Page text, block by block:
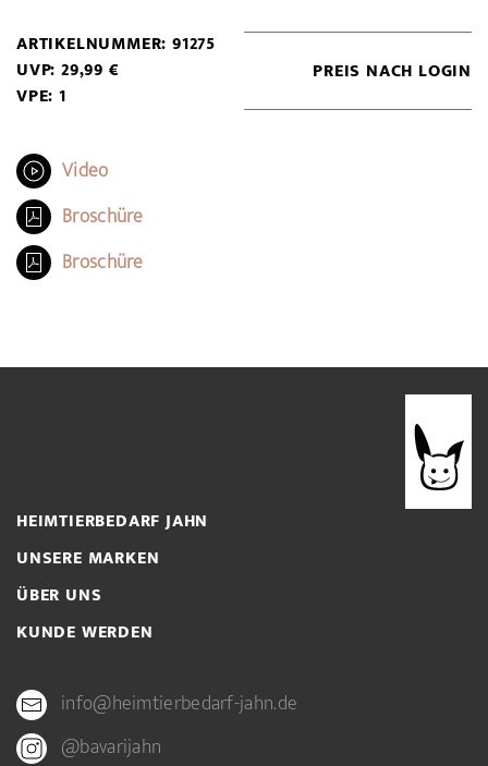
ARTIKELNUMMER: 91275
UVP: 29,99 €
VPE: 1
PREIS NACH LOGIN
Video
Broschüre
Broschüre
HEIMTIERBEDARF JAHN
UNSERE MARKEN
ÜBER UNS
KUNDE WERDEN
info@heimtierbedarf-jahn.de
@bavarijahn